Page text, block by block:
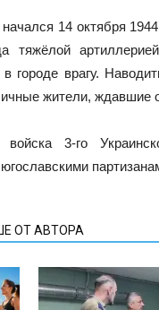
14 октября
тяжёлой
городе врагу.
жители, ждавшие
3-го
ОТ АВТОРА